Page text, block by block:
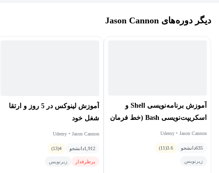
می‌برد. همچنین نویسنده کتاب‌های «Linux برای مبتدیان»، «کونگ‌فو خط
فرمان» و «Docker: رویکردی مبتنی بر پروژه برای یادگیری» است.
دیگر دوره‌های Jason Cannon
آموزش برنامه‌نویسی Shell و
اسکریپت‌نویسی Bash (خط فرمان
لینوکس)
Udemy • Jason Cannon
635دانشجو 3.6
(11)
زیرنویس
آموزش لینوکس در 5 روز و ارتقا
شغل خود
Udemy • Jason Cannon
1,912دانشجو 4
(13)
پرطرفدار زیرنویس